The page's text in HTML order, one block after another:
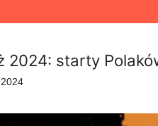
2024: starty